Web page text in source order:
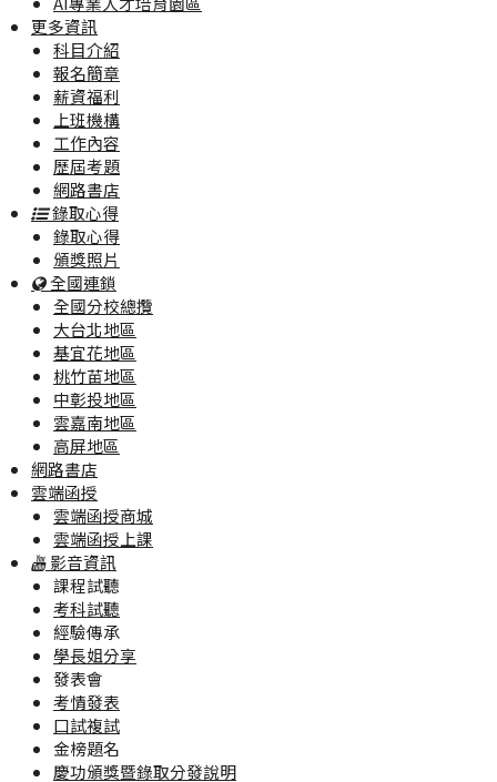
AI專業人才培育園區
更多資訊
科目介紹
報名簡章
薪資福利
上班機構
工作內容
歷屆考題
網路書店
錄取心得
錄取心得
頒獎照片
全國連鎖
全國分校總攬
大台北地區
基宜花地區
桃竹苗地區
中彰投地區
雲嘉南地區
高屏地區
網路書店
雲端函授
雲端函授商城
雲端函授上課
影音資訊
課程試聽
考科試聽
經驗傳承
學長姐分享
發表會
考情發表
口試複試
金榜題名
慶功頒獎暨錄取分發說明